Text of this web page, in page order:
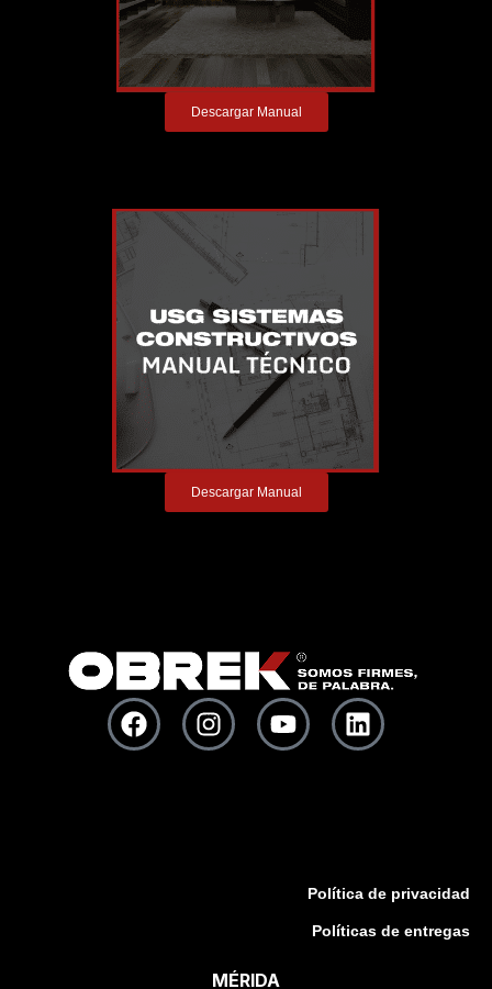
Descargar Manual
Descargar Manual
Política de privacidad
Políticas de entregas
MÉRIDA